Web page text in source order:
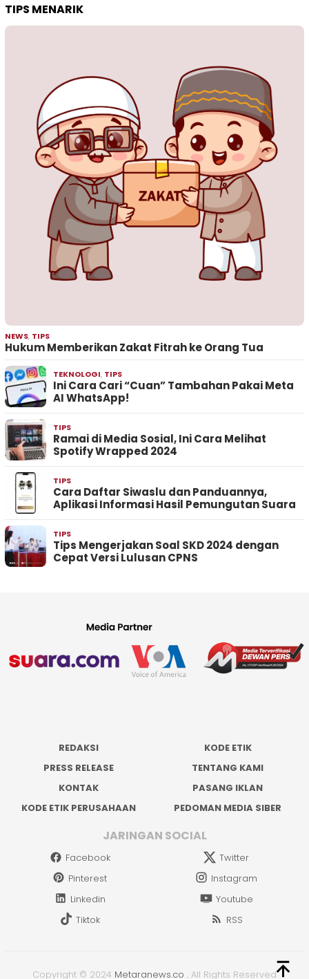
TIPS MENARIK
NEWS, TIPS
Hukum Memberikan Zakat Fitrah ke Orang Tua
TEKNOLOGI, TIPS
Ini Cara Cari “Cuan” Tambahan Pakai Meta
AI WhatsApp!
TIPS
Ramai di Media Sosial, Ini Cara Melihat
Spotify Wrapped 2024
TIPS
Cara Daftar Siwaslu dan Panduannya,
Aplikasi Informasi Hasil Pemungutan Suara
TIPS
Tips Mengerjakan Soal SKD 2024 dengan
Cepat Versi Lulusan CPNS
REDAKSI
KODE ETIK
PRESS RELEASE
TENTANG KAMI
KONTAK
PASANG IKLAN
KODE ETIK PERUSAHAAN
PEDOMAN MEDIA SIBER
JARINGAN SOCIAL
Facebook
Twitter
Pinterest
Instagram
Linkedin
Youtube
Tiktok
RSS
Copyright © 2024 Metaranews.co . All Rights Reserved